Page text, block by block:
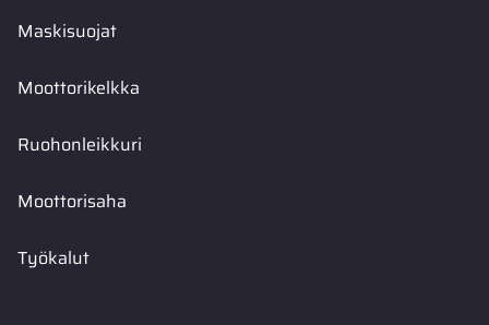
Maskisuojat
Moottorikelkka
Ruohonleikkuri
Moottorisaha
Työkalut